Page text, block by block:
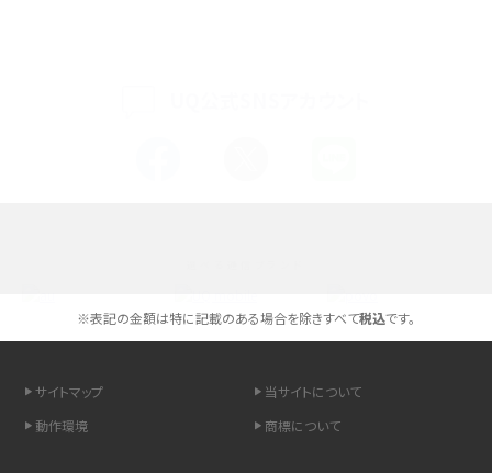
LINEの引き継ぎ方法は？対象データや事前準備・条件・注意点などを解説
※表記の金額は特に記載のある場合を除きすべて税込です。
サイトマップ
当サイトについて
動作環境
商標について